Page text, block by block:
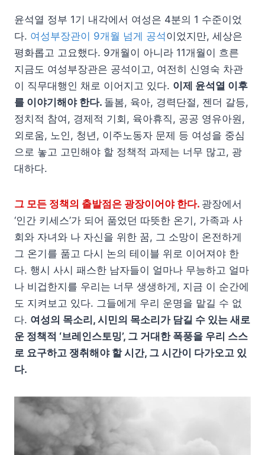
윤석열 정부 1기 내각에서 여성은 4분의 1 수준이었
다. 여성부장관이 9개월 넘게 공석이었지만, 세상은
평화롭고 고요했다. 9개월이 아니라 11개월이 흐른
지금도 여성부장관은 공석이고, 여전히 신영숙 차관
이 직무대행인 채로 이어지고 있다. 이제 윤석열 이후
를 이야기해야 한다. 돌봄, 육아, 경력단절, 젠더 갈등,
정치적 참여, 경제적 기회, 육아휴직, 공공 영유아원,
외로움, 노인, 청년, 이주노동자 문제 등 여성을 중심
으로 놓고 고민해야 할 정책적 과제는 너무 많고, 광
대하다.
그 모든 정책의 출발점은 광장이어야 한다. 광장에서
‘인간 키세스’가 되어 품었던 따뜻한 온기, 가족과 사
회와 자녀와 나 자신을 위한 꿈, 그 소망이 온전하게
그 온기를 품고 다시 논의 테이블 위로 이어져야 한
다. 행시 사시 패스한 남자들이 얼마나 무능하고 얼마
나 비겁한지를 우리는 너무 생생하게, 지금 이 순간에
도 지켜보고 있다. 그들에게 우리 운명을 맡길 수 없
다. 여성의 목소리, 시민의 목소리가 담길 수 있는 새로
운 정책적 ‘브레인스토밍’, 그 거대한 폭풍을 우리 스스
로 요구하고 쟁취해야 할 시간, 그 시간이 다가오고 있
다.